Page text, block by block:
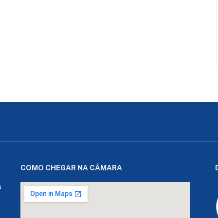
COMO CHEGAR NA CÂMARA